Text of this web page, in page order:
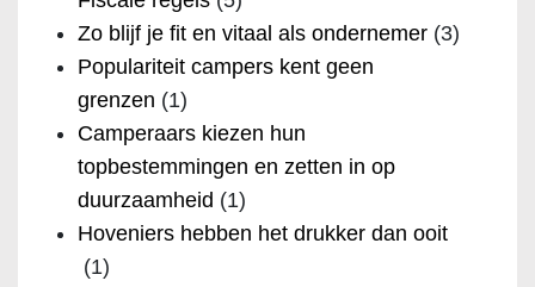
Zo blijf je fit en vitaal als ondernemer (3)
Populariteit campers kent geen
grenzen (1)
Camperaars kiezen hun
topbestemmingen en zetten in op
duurzaamheid (1)
Hoveniers hebben het drukker dan ooit
(1)